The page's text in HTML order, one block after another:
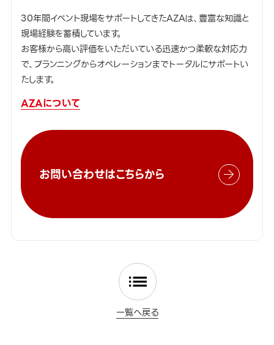
30年間イベント現場をサポートしてきたAZAは、豊富な知識と
現場経験を蓄積しています。
お客様から高い評価をいただいている迅速かつ柔軟な対応力
で、プランニングからオペレーションまでトータルにサポートい
たします。
AZAについて
お問い合わせはこちらから
一覧へ戻る